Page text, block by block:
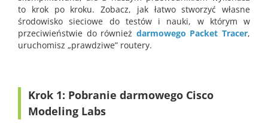
to krok po kroku. Zobacz, jak łatwo stworzyć własne
środowisko sieciowe do testów i nauki, w którym w
przeciwieństwie do również darmowego Packet Tracer,
uruchomisz „prawdziwe” routery.
Krok 1: Pobranie darmowego Cisco
Modeling Labs